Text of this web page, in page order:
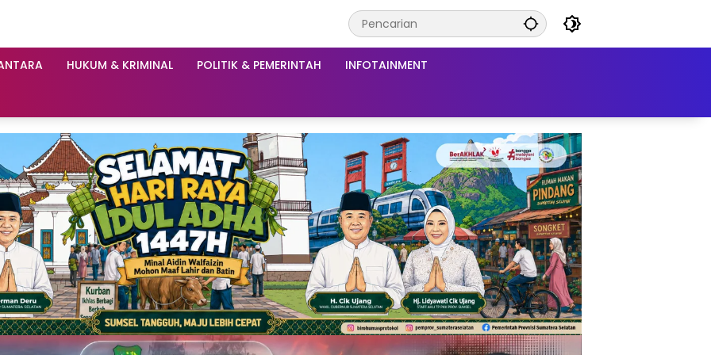
HUKUM & KRIMINAL POLITIK & PEMERINTAH INFOTAINMENT